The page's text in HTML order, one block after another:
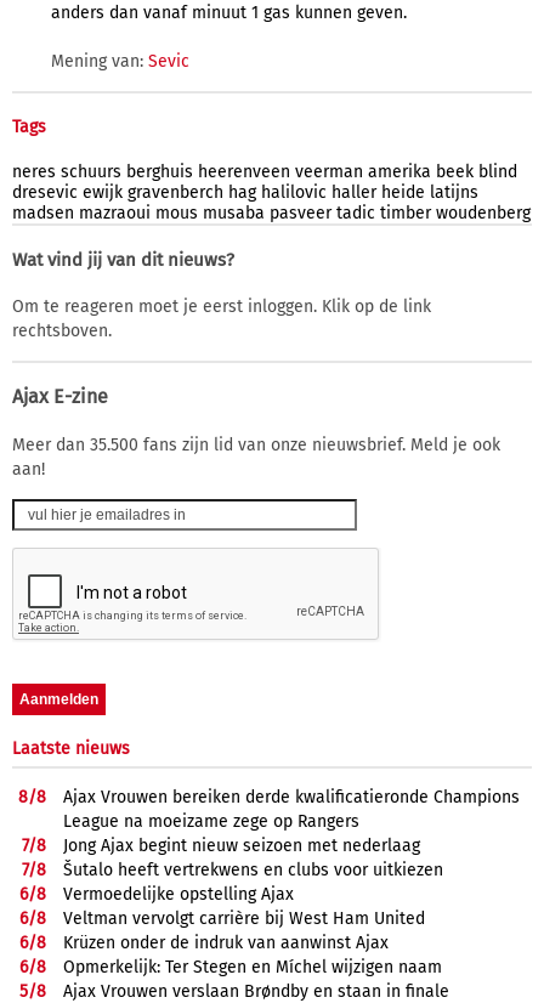
anders dan vanaf minuut 1 gas kunnen geven.
Mening van: Sevic
Tags
neres schuurs berghuis heerenveen veerman amerika beek blind
dresevic ewijk gravenberch hag halilovic haller heide latijns
madsen mazraoui mous musaba pasveer tadic timber woudenberg
Wat vind jij van dit nieuws?
Om te reageren moet je eerst inloggen. Klik op de link
rechtsboven.
Ajax E-zine
Meer dan 35.500 fans zijn lid van onze nieuwsbrief. Meld je ook
aan!
Laatste nieuws
8/8
Ajax Vrouwen bereiken derde kwalificatieronde Champions
League na moeizame zege op Rangers
7/8
Jong Ajax begint nieuw seizoen met nederlaag
7/8
Šutalo heeft vertrekwens en clubs voor uitkiezen
6/8
Vermoedelijke opstelling Ajax
6/8
Veltman vervolgt carrière bij West Ham United
6/8
Krüzen onder de indruk van aanwinst Ajax
6/8
Opmerkelijk: Ter Stegen en Míchel wijzigen naam
5/8
Ajax Vrouwen verslaan Brøndby en staan in finale